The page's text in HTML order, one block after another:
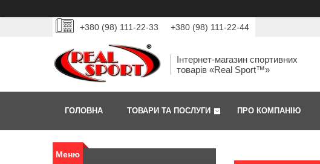
+380 (98) 111-22-33 +380 (98) 111-22-44
Інтернет-магазин спортивних
товарів «Real Sport™»
ГОЛОВНА ТОВАРИ ТА ПОСЛУГИ ПРО КОМПАНІЮ